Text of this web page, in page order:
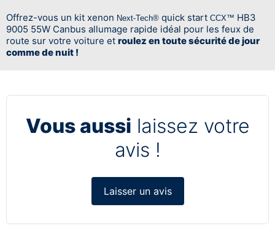
Offrez-vous un kit xenon Next-Tech® quick start CCX™ HB3
9005 55W Canbus allumage rapide idéal pour les feux de
route sur votre voiture et roulez en toute sécurité de jour
comme de nuit !
Vous aussi laissez votre
avis !
Laisser un avis